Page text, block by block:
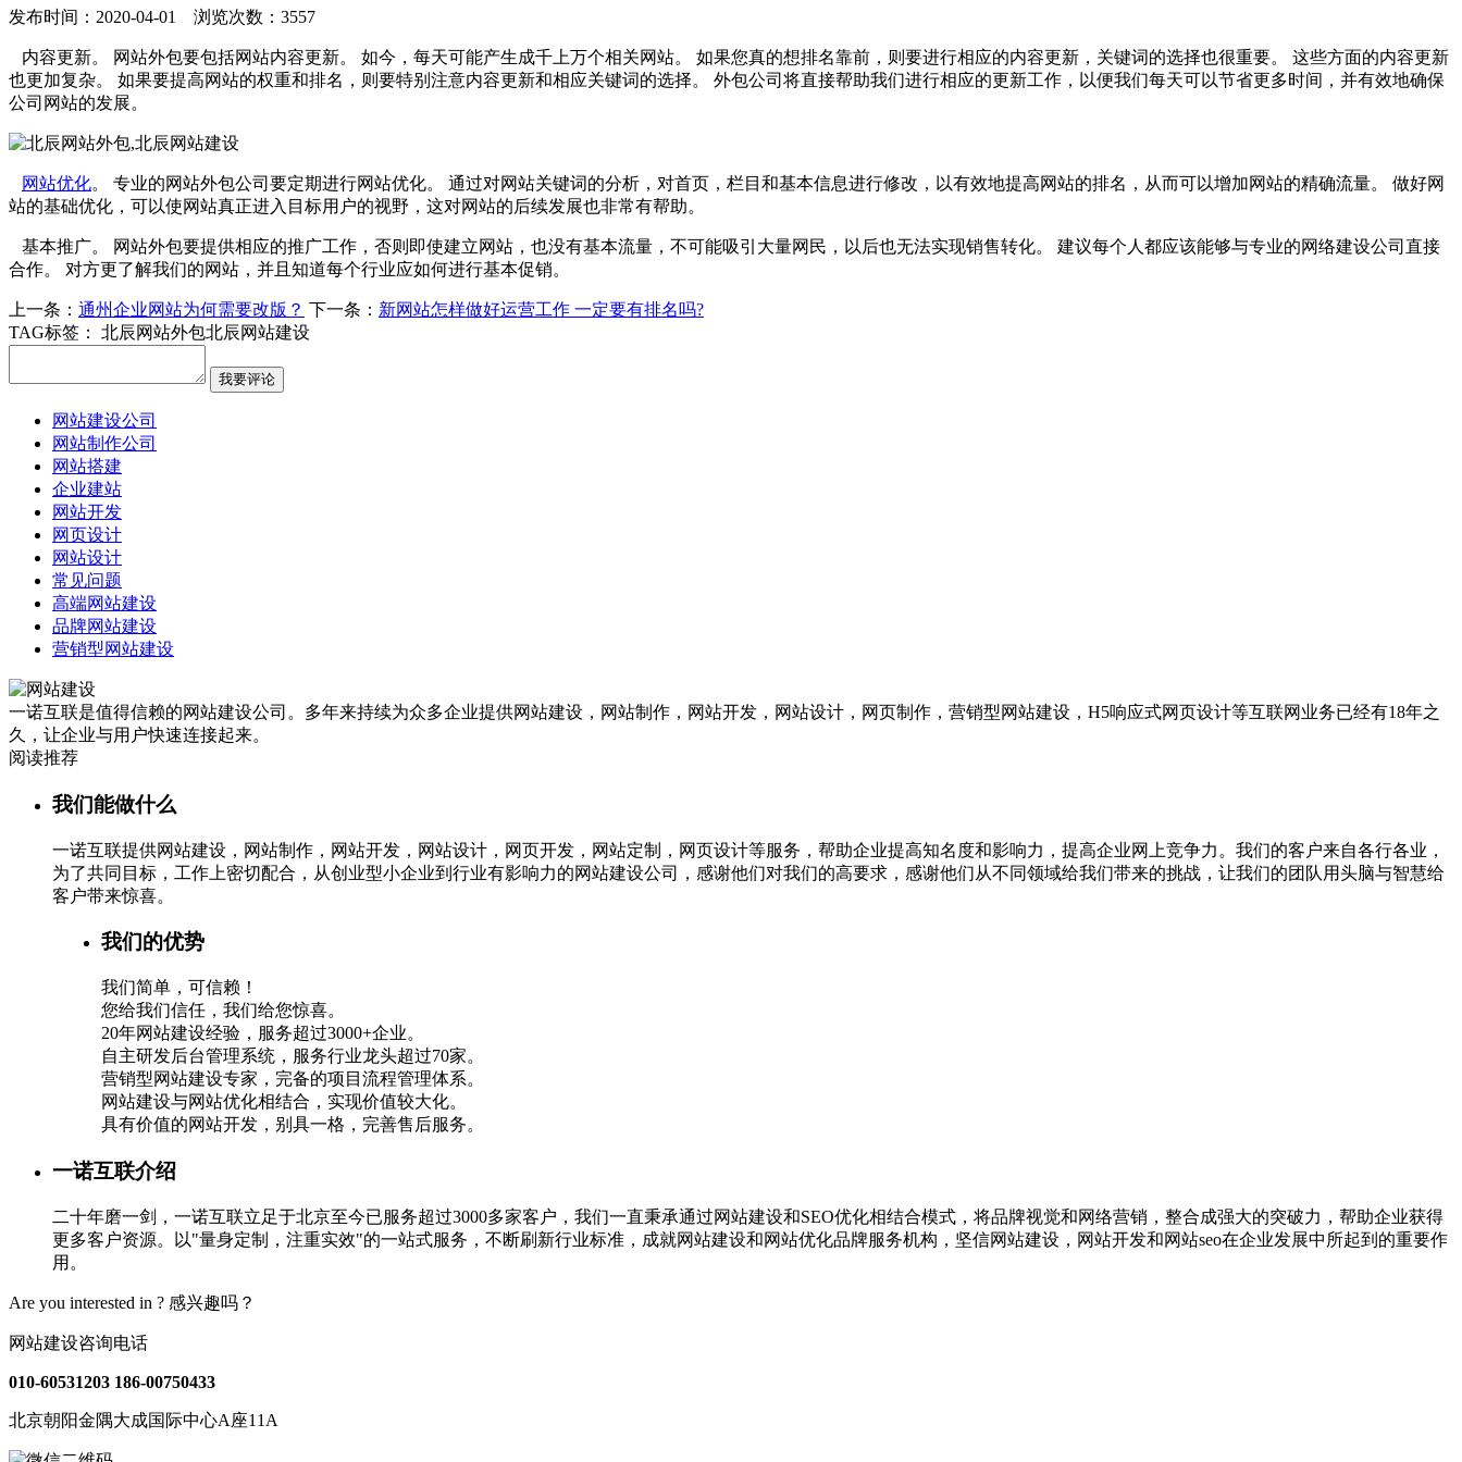
发布时间：2020-04-01 浏览次数：3557
内容更新。 网站外包要包括网站内容更新。 如今，每天可能产生成千上万个相关网站。 如果您真的想排名靠前，则要进行相应的内容更新，关键词的选择也很重要。 这些方面的内容更新
也更加复杂。 如果要提高网站的权重和排名，则要特别注意内容更新和相应关键词的选择。 外包公司将直接帮助我们进行相应的更新工作，以便我们每天可以节省更多时间，并有效地确保
公司网站的发展。
网站优化。 专业的网站外包公司要定期进行网站优化。 通过对网站关键词的分析，对首页，栏目和基本信息进行修改，以有效地提高网站的排名，从而可以增加网站的精确流量。 做好网
站的基础优化，可以使网站真正进入目标用户的视野，这对网站的后续发展也非常有帮助。
基本推广。 网站外包要提供相应的推广工作，否则即使建立网站，也没有基本流量，不可能吸引大量网民，以后也无法实现销售转化。 建议每个人都应该能够与专业的网络建设公司直接
合作。 对方更了解我们的网站，并且知道每个行业应如何进行基本促销。
上一条： 通州企业网站为何需要改版？ 下一条： 新网站怎样做好运营工作 一定要有排名吗?
TAG标签：
北辰网站外包北辰网站建设
网站建设公司
网站制作公司
网站搭建
企业建站
网站开发
网页设计
网站设计
常见问题
高端网站建设
品牌网站建设
营销型网站建设
一诺互联是值得信赖的网站建设公司。多年来持续为众多企业提供网站建设，网站制作，网站开发，网站设计，网页制作，营销型网站建设，H5响应式网页设计等互联网业务已经有18年之
久，让企业与用户快速连接起来。
阅读推荐
我们能做什么
一诺互联提供网站建设，网站制作，网站开发，网站设计，网页开发，网站定制，网页设计等服务，帮助企业提高知名度和影响力，提高企业网上竞争力。我们的客户来自各行各业，
为了共同目标，工作上密切配合，从创业型小企业到行业有影响力的网站建设公司，感谢他们对我们的高要求，感谢他们从不同领域给我们带来的挑战，让我们的团队用头脑与智慧给
客户带来惊喜。
我们的优势
我们简单，可信赖！
您给我们信任，我们给您惊喜。
20年网站建设经验，服务超过3000+企业。
自主研发后台管理系统，服务行业龙头超过70家。
营销型网站建设专家，完备的项目流程管理体系。
网站建设与网站优化相结合，实现价值较大化。
具有价值的网站开发，别具一格，完善售后服务。
一诺互联介绍
二十年磨一剑，一诺互联立足于北京至今已服务超过3000多家客户，我们一直秉承通过网站建设和SEO优化相结合模式，将品牌视觉和网络营销，整合成强大的突破力，帮助企业获得
更多客户资源。以"量身定制，注重实效"的一站式服务，不断刷新行业标准，成就网站建设和网站优化品牌服务机构，坚信网站建设，网站开发和网站seo在企业发展中所起到的重要作
用。
Are you interested in ? 感兴趣吗？
网站建设咨询电话
010-60531203 186-00750433
北京朝阳金隅大成国际中心A座11A